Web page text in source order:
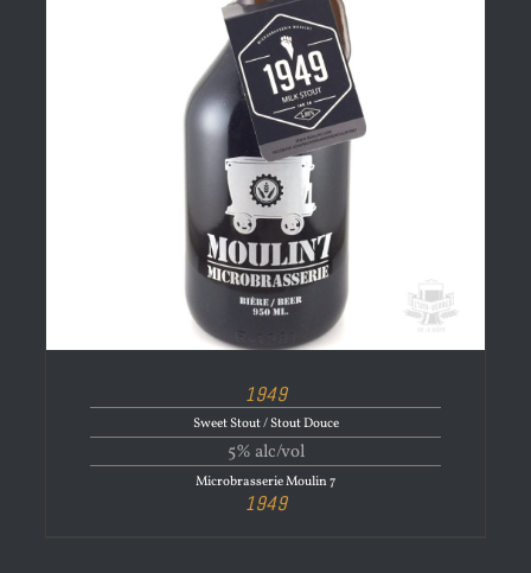
1949
Sweet Stout / Stout Douce
5% alc/vol
Microbrasserie Moulin 7
1949